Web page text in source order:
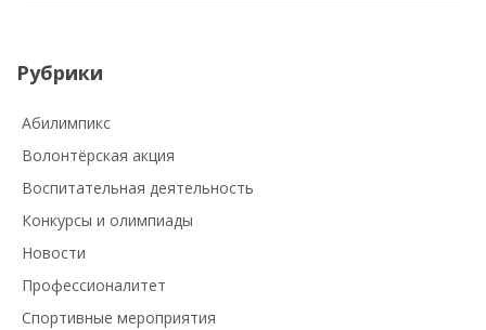
Рубрики
Абилимпикс
Волонтёрская акция
Воспитательная деятельность
Конкурсы и олимпиады
Новости
Профессионалитет
Спортивные мероприятия